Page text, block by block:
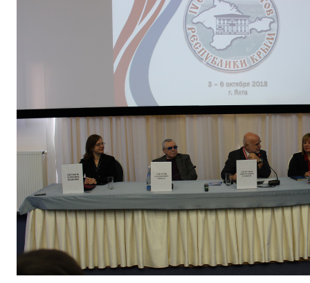
Противодействие коррупции
В ПОМОЩЬ УЧИТЕЛЮ
Организация УВП
Карта ГИА РК
Советуем прочитать
Готовимся к новому учебному году 2026-2027